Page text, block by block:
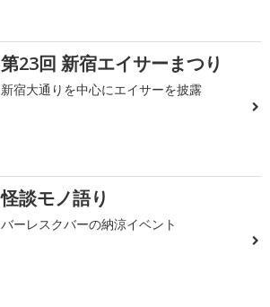
第23回 新宿エイサーまつり
新宿大通りを中心にエイサーを披露
怪談モノ語り
バーレスクバーの納涼イベント